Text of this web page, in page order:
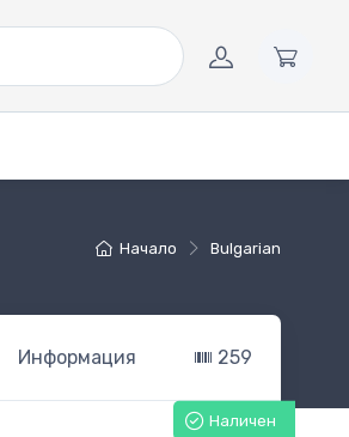
Начало Bulgarian
Информация 259
Наличен